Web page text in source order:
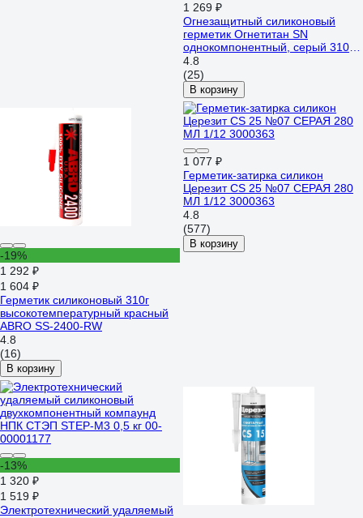
1 269 ₽
Огнезащитный силиконовый
герметик Огнетитан SN
однокомпонентный, серый 310
мл ТУ 2513-004-03495485-2016
БП-00000536
4.8
(25)
В корзину
-19%
1 292 ₽
1 604 ₽
Герметик силиконовый 310г
высокотемпературный красный
ABRO SS-2400-RW
4.8
(16)
В корзину
1 077 ₽
Герметик-затирка силикон
Церезит CS 25 №07 СЕРАЯ 280
МЛ 1/12 3000363
4.8
(577)
В корзину
-13%
1 320 ₽
1 519 ₽
Электротехнический удаляемый